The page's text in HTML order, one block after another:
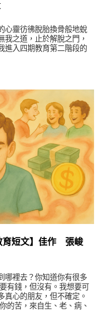
心靈彷彿脫胎換骨般地蛻
我之道，止於解脫之門，
進入四期教育第二階段的
育短文】佳作 張峻
哪裡去？你知道你有很多
有錢，但沒有。我想要可
真心的朋友，但不確定。
的苦，來自生、老、病、